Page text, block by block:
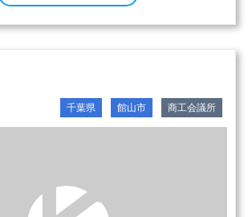
千葉県 館山市 商工会議所